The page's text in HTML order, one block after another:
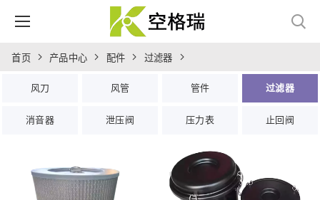
首页 产品中心 配件 过滤器
风刀 风管 管件 过滤器
消音器 泄压阀 压力表 止回阀